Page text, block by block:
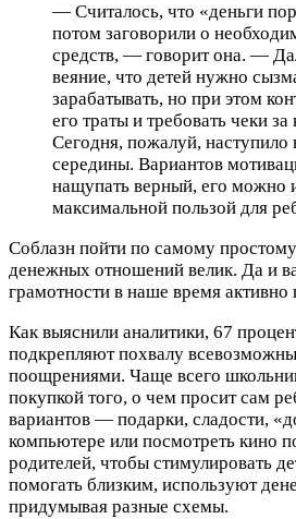
— Считалось, что «деньги
потом заговорили о
средств, — говорит она. —
веяние, что детей нужно
зарабатывать, но при этом
его траты и требовать чеки
Сегодня, пожалуй, наступило
середины. Вариантов
нащупать верный, его можно
максимальной пользой для
Соблазн пойти по самому
денежных отношений велик. Да и
грамотности в наше время активно
Как выяснили аналитики, 67
подкрепляют похвалу
поощрениями. Чаще всего
покупкой того, о чем просит сам
вариантов — подарки, сладости,
компьютере или посмотреть кино
родителей, чтобы стимулировать
помогать близким, используют
придумывая разные схемы.